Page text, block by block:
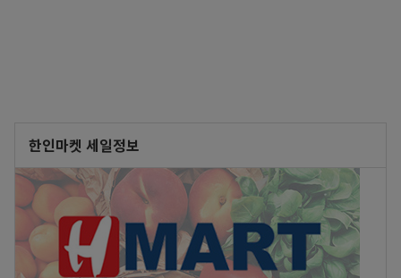
한인마켓 세일정보